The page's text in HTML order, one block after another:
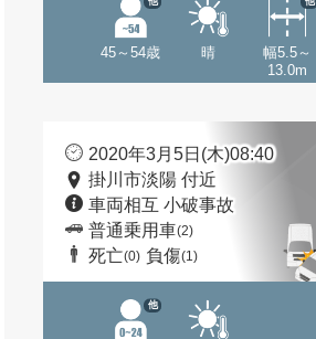
45～54歳 晴
幅5.5～
13.0m
2020年3月5日(木)08:40
掛川市淡陽 付近
車両相互 小破事故
普通乗用車(2)
死亡(0) 負傷(1)
他